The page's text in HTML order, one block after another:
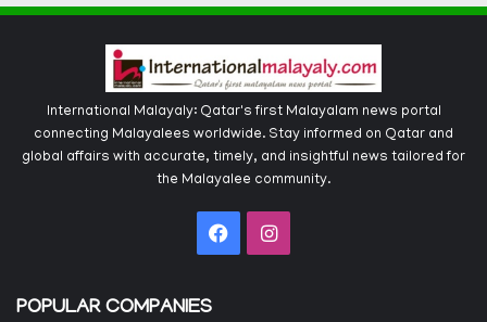
International Malayaly: Qatar's first Malayalam news portal
connecting Malayalees worldwide. Stay informed on Qatar and
global affairs with accurate, timely, and insightful news tailored for
the Malayalee community.
FacebookInstagram
POPULAR COMPANIES